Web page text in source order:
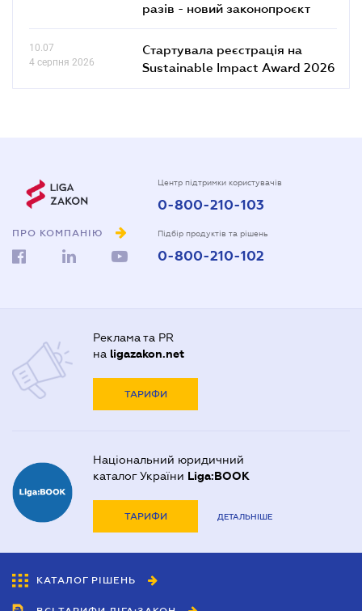
разів - новий законопроєкт
10.07
4 серпня 2026
Стартувала реєстрація на
Sustainable Impact Award 2026
ПРО КОМПАНІЮ
Центр підтримки користувачів
0-800-210-103
Підбір продуктів та рішень
0-800-210-102
Реклама та PR
на ligazakon.net
ТАРИФИ
Національний юридичний
каталог України Liga:BOOK
ТАРИФИ ДЕТАЛЬНІШЕ
КАТАЛОГ РІШЕНЬ